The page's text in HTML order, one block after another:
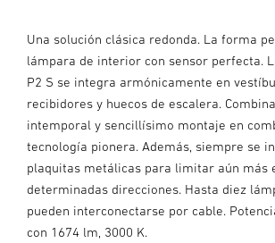
Una solución clásica redonda. La forma
lámpara de interior con sensor perfecta.
P2 S se integra armónicamente en
recibidores y huecos de escalera.
intemporal y sencillísimo montaje en
tecnología pionera. Además, siempre se
plaquitas metálicas para limitar aún más
determinadas direcciones. Hasta diez
pueden interconectarse por cable.
con 1674 lm, 3000 K.